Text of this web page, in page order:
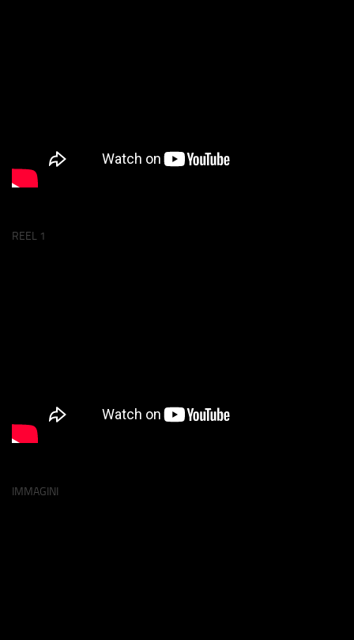
REEL 1
IMMAGINI